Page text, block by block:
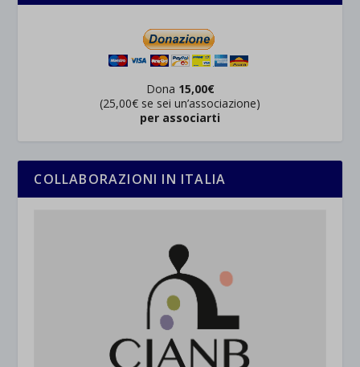
Dona 15,00€
(25,00€ se sei un’associazione)
per associarti
COLLABORAZIONI IN ITALIA